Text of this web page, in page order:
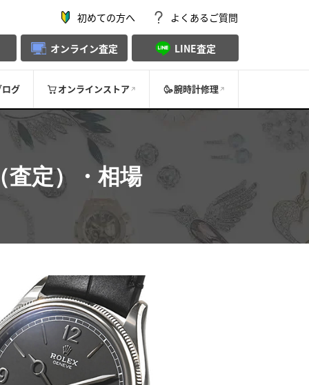
初めての方へ よくあるご質問
オンライン査定 LINE査定
ログ オンラインストア 腕時計修理
査定）・相場